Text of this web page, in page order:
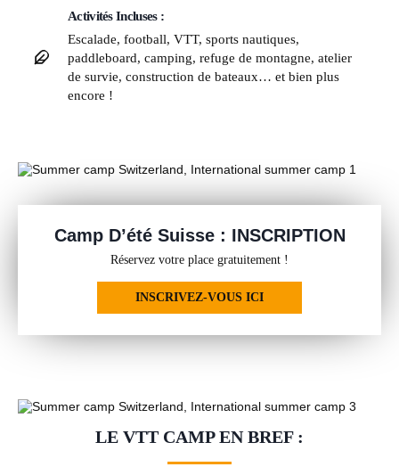
Activités Incluses :
Escalade, football, VTT, sports nautiques,
paddleboard, camping, refuge de montagne, atelier
de survie, construction de bateaux… et bien plus
encore !
Camp D’été Suisse : INSCRIPTION
Réservez votre place gratuitement !
INSCRIVEZ-VOUS ICI
LE VTT CAMP EN BREF :